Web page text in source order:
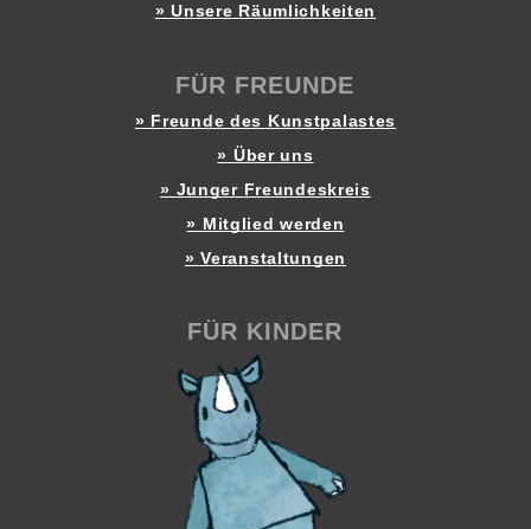
» Unsere Räumlichkeiten
FÜR FREUNDE
» Freunde des Kunstpalastes
» Über uns
» Junger Freundeskreis
» Mitglied werden
» Veranstaltungen
FÜR KINDER